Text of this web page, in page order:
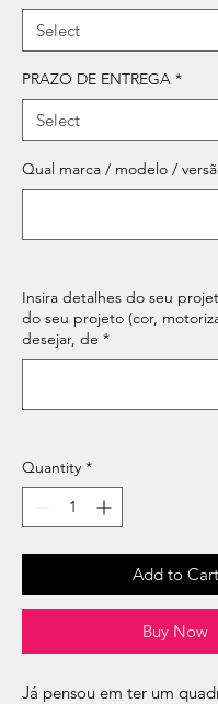
PRAZO DE ENTREGA *
Qual marca / modelo /
Insira detalhes do seu
do seu projeto (cor,
desejar, de *
Quantity *
Add to Cart
Buy Now
Já pensou em ter um